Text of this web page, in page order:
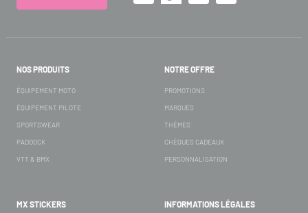
NOS PRODUITS
ÉQUIPEMENT MOTO
ÉQUIPEMENT PILOTE
SPORTSWEAR
PADDOCK
VTT & BMX
NOTRE OFFRE
PROMOTIONS
MARQUES
THÈMES
CHÈQUES CADEAUX
PERSONNALISATION
MX STICKERS INFORMATIONS LÉGALES